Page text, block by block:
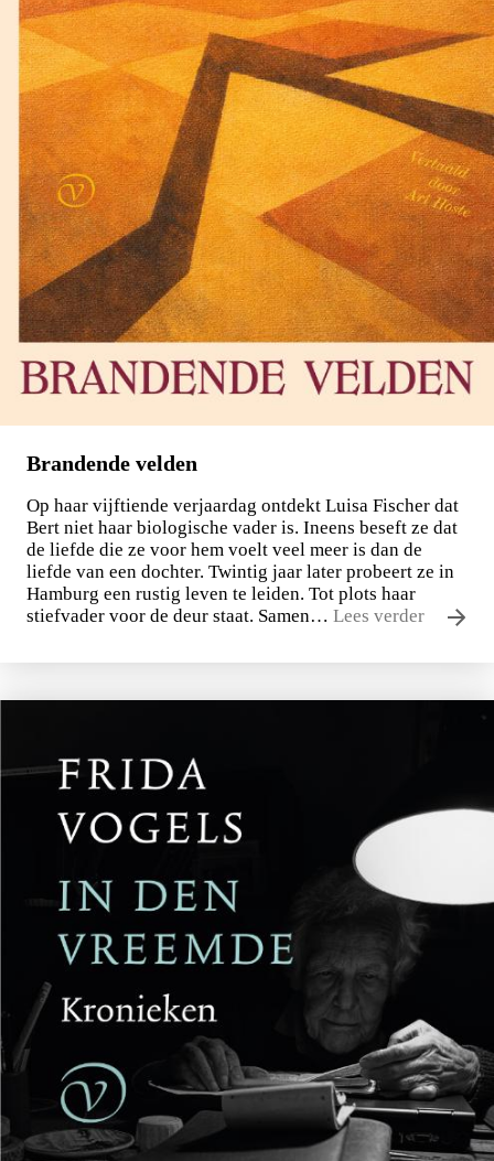
Reinhard Kaiser-Mühlecker
Brandende velden
€27,50
Brandende velden
Op haar vijftiende verjaardag ontdekt Luisa Fischer dat
Bert niet haar biologische vader is. Ineens beseft ze dat
de liefde die ze voor hem voelt veel meer is dan de
liefde van een dochter. Twintig jaar later probeert ze in
Hamburg een rustig leven te leiden. Tot plots haar
stiefvader voor de deur staat. Samen… Lees verder